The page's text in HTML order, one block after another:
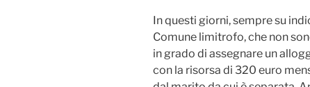
In questi giorni, sempre su
Comune limitrofo, che non
in grado di assegnare un
con la risorsa di 320 euro